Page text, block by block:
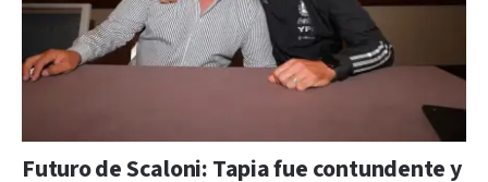
Futuro de Scaloni: Tapia fue contundente y